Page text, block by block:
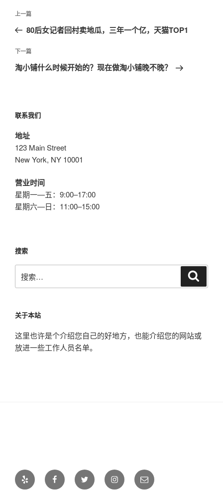
文
导
航
上
一
文
章
上一篇
80后女记者回村卖地瓜，三年一个亿，天猫TOP1
下
一
下一篇
淘小铺什么时候开始的？现在做淘小铺晚不晚？
联系我们
地址
123 Main Street
New York, NY 10001
营业时间
星期一—五：9:00–17:00
星期六—日：11:00–15:00
搜索
索：
关于本站
这里也许是个介绍您自己的好地方，也能介绍您的网站或
放进一些工作人员名单。
Yelp FacebookTwitter Instagram电
邮